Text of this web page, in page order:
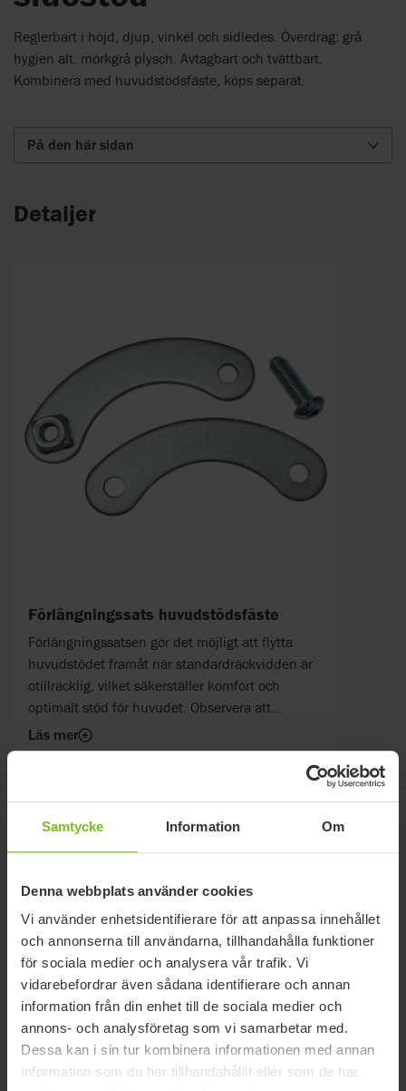
Samtycke Information Om
Denna webbplats använder cookies
Vi använder enhetsidentifierare för att anpassa innehållet
och annonserna till användarna, tillhandahålla funktioner
för sociala medier och analysera vår trafik. Vi
vidarebefordrar även sådana identifierare och annan
information från din enhet till de sociala medier och
annons- och analysföretag som vi samarbetar med.
Dessa kan i sin tur kombinera informationen med annan
information som du har tillhandahållit eller som de har
Reglerbart i höjd, djup, vinkel och sidledes. Överdrag: grå
hygien alt. mörkgrå plysch. Avtagbart och tvättbart.
Kombinera med huvudstödsfäste, köps separat.
På den här sidan
Detaljer
Förlängningssats huvudstödsfäste
Förlängningssatsen gör det möjligt att flytta
huvudstödet framåt när standardräckvidden är
otillräcklig, vilket säkerställer komfort och
optimalt stöd för huvudet. Observera att
förlängningen endast är tillåten horisontellt
framåt och kan beställas som reservdel utan
förmontering. Följ monteringsanvisningen för att
Läs mer
Varianter / Artikelnummer
Artikelnummer
Komplett med överdrag
plysch inkl turtlestag 350
mm
28536-60
Cross 5, Cross 5 XL,
Cross 6, Crissy, Prio,
Xact
Komplett med överdrag
hygien inkl turtlestag 350
Cross 6, Crissy, Prio,
Prio 3A, Transit III,
Xact
Cross 5, Cross 5 XL ,